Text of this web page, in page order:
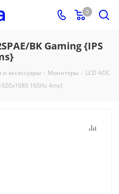
0
BK Gaming {IPS
аксессуары - Мониторы - LCD AOC
165Hz 4ms}